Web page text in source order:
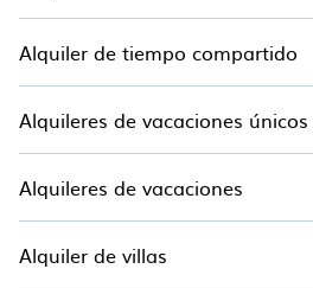
Alquiler de tiempo compartido
Alquileres de vacaciones únicos
Alquileres de vacaciones
Alquiler de villas